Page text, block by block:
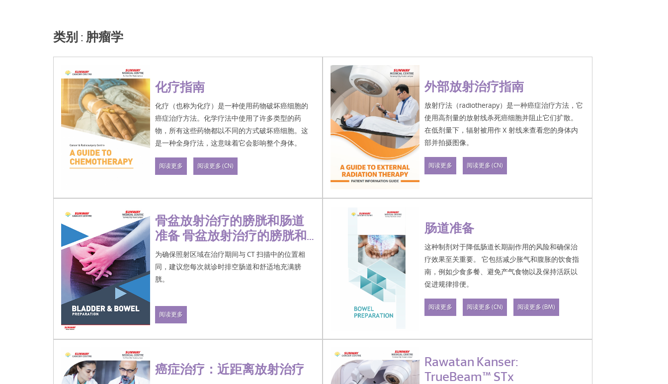
类别 : 肿瘤学
化疗指南
化疗（也称为化疗）是一种使用药物破坏癌细胞的
癌症治疗方法。化学疗法中使用了许多类型的药
物，所有这些药物都以不同的方式破坏癌细胞。这
是一种全身疗法，这意味着它会影响整个身体。
阅读更多 阅读更多 (CN)
外部放射治疗指南
放射疗法（radiotherapy）是一种癌症治疗方法，它
使用高剂量的放射线杀死癌细胞并阻止它们扩散。
在低剂量下，辐射被用作 X 射线来查看您的身体内
部并拍摄图像。
放射治疗不会立即杀死癌细胞。在癌细胞开始死亡
对准癌细胞时）或内照射（当放射线放在您的体
阅读更多 阅读更多 (CN)
骨盆放射治疗的膀胱和肠道
准备 骨盆放射治疗的膀胱和
肠道准备
为确保照射区域在治疗期间与 CT 扫描中的位置相
同，建议您每次就诊时排空肠道和舒适地充满膀
胱。
阅读更多
肠道准备
这种制剂对于降低肠道长期副作用的风险和确保治
疗效果至关重要。 它包括减少胀气和腹胀的饮食指
南，例如少食多餐、避免产气食物以及保持活跃以
促进规律排便。
阅读更多 阅读更多 (CN) 阅读更多 (BM)
癌症治疗：近距离放射治疗
Rawatan Kanser:
TrueBeam™ STx